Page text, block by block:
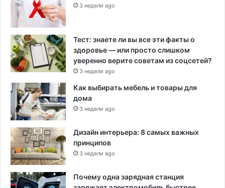
3 недели ago
Тест: знаете ли вы все эти факты о
здоровье — или просто слишком
уверенно верите советам из соцсетей?
3 недели ago
Как выбирать мебель и товары для
дома
3 недели ago
Дизайн интерьера: 8 самых важных
принципов
3 недели ago
Почему одна зарядная станция